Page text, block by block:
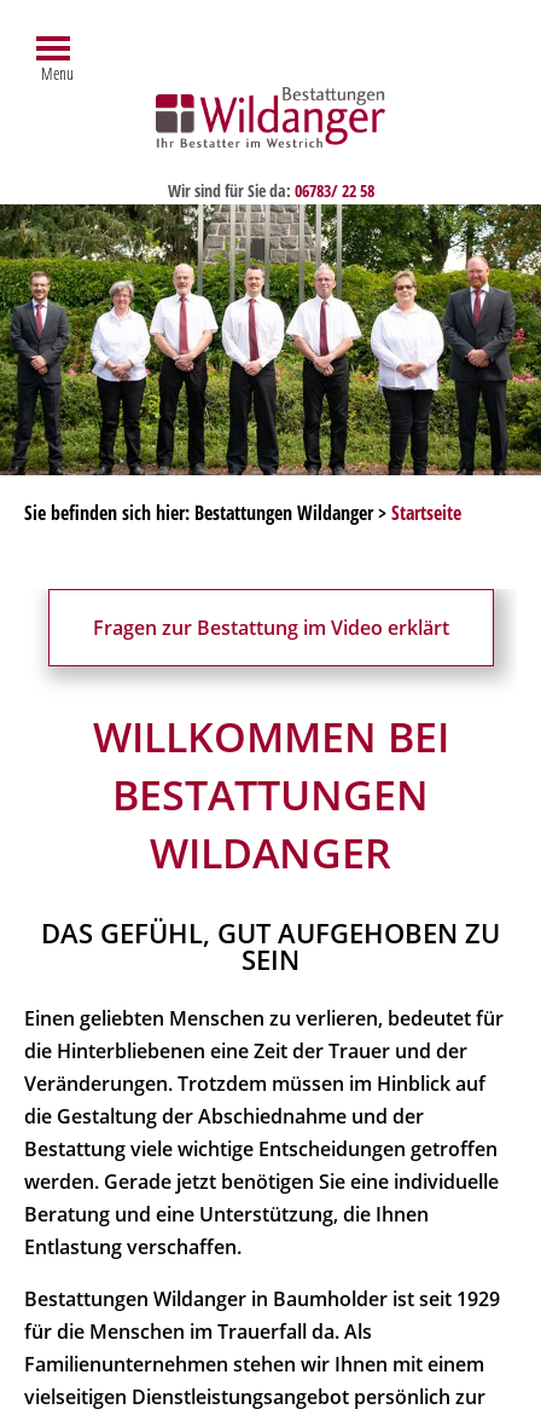
Menu
Wir sind für Sie da: 06783/ 22 58
Sie befinden sich hier: Bestattungen Wildanger >Startseite
Fragen zur Bestattung im Video erklärt
WILLKOMMEN BEI
BESTATTUNGEN
WILDANGER
DAS GEFÜHL, GUT AUFGEHOBEN ZU
SEIN
Einen geliebten Menschen zu verlieren, bedeutet für
die Hinterbliebenen eine Zeit der Trauer und der
Veränderungen. Trotzdem müssen im Hinblick auf
die Gestaltung der Abschiednahme und der
Bestattung viele wichtige Entscheidungen getroffen
werden. Gerade jetzt benötigen Sie eine individuelle
Beratung und eine Unterstützung, die Ihnen
Entlastung verschaffen.
Bestattungen Wildanger in Baumholder ist seit 1929
für die Menschen im Trauerfall da. Als
Familienunternehmen stehen wir Ihnen mit einem
vielseitigen Dienstleistungsangebot persönlich zur